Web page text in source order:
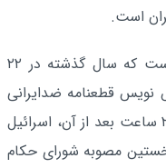
است.
از باب اهمیت این اقدام لازم به ذکر است که سال گذشته در ۲۲
قطعنامه ضدایرانی
اروپایی ها به تصویب رسید و کمتر از ۲۴ ساعت بعد از آن، اسرائیل
نخستین مصوبه شورای حکام